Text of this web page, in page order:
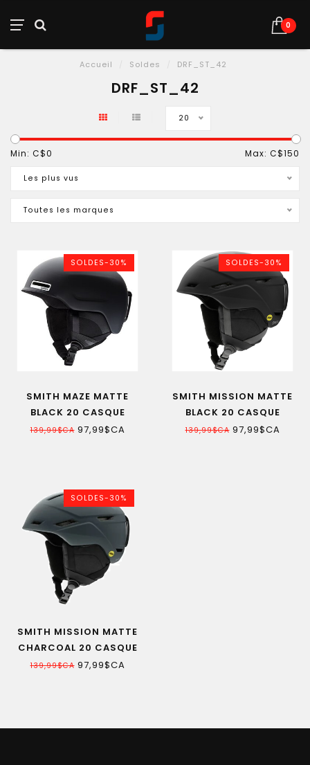
0
Accueil Soldes DRF_ST_42
DRF_ST_42
20
Min: C$0 Max: C$150
Les plus vus
Toutes les marques
SOLDES-30%
SMITH MAZE MATTE
BLACK 20 CASQUE
PROTECTEUR
139,99$CA97,99$CA
SOLDES-30%
SMITH MISSION MATTE
BLACK 20 CASQUE
PROTECTEUR
139,99$CA97,99$CA
SOLDES-30%
SMITH MISSION MATTE
CHARCOAL 20 CASQUE
PROTECTEUR
139,99$CA97,99$CA